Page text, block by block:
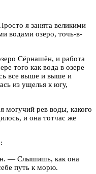
я занята великими
водами озеро, точь-в-
Сёрнашён, и работа
того как вода в озере
все выше и выше и
из ущелья к югу,
могучий рев воды, какого
и она тотчас же
— Слышишь, как она
путь к морю.